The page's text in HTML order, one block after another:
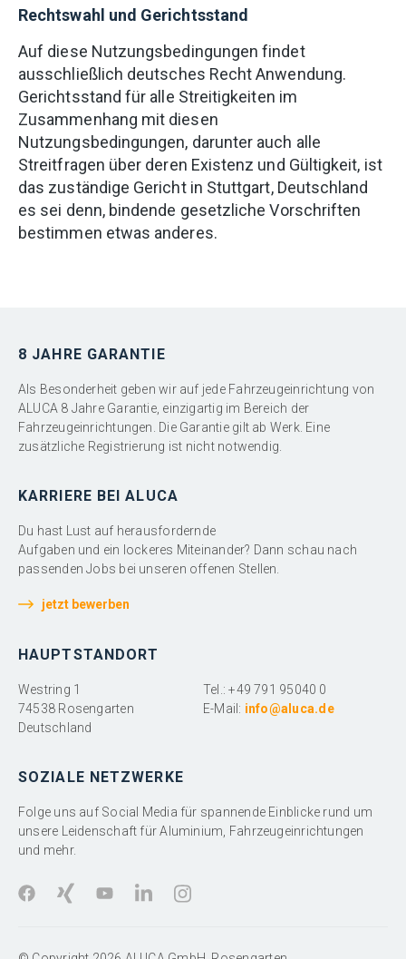
Rechtswahl und Gerichtsstand
Auf diese Nutzungsbedingungen findet
ausschließlich deutsches Recht Anwendung.
Gerichtsstand für alle Streitigkeiten im
Zusammenhang mit diesen
Nutzungsbedingungen, darunter auch alle
Streitfragen über deren Existenz und Gültigkeit, ist
das zuständige Gericht in Stuttgart, Deutschland
es sei denn, bindende gesetzliche Vorschriften
bestimmen etwas anderes.
8 JAHRE GARANTIE
Als Besonderheit geben wir auf jede Fahrzeugeinrichtung von
ALUCA 8 Jahre Garantie, einzigartig im Bereich der
Fahrzeugeinrichtungen. Die Garantie gilt ab Werk. Eine
zusätzliche Registrierung ist nicht notwendig.
KARRIERE BEI ALUCA
Du hast Lust auf herausfordernde
Aufgaben und ein lockeres Miteinander? Dann schau nach
passenden Jobs bei unseren offenen Stellen.
jetzt bewerben
HAUPTSTANDORT
Westring 1
74538 Rosengarten
Deutschland
Tel.: +49 791 95040 0
E-Mail: info@aluca.de
SOZIALE NETZWERKE
Folge uns auf Social Media für spannende Einblicke rund um
unsere Leidenschaft für Aluminium, Fahrzeugeinrichtungen
und mehr.